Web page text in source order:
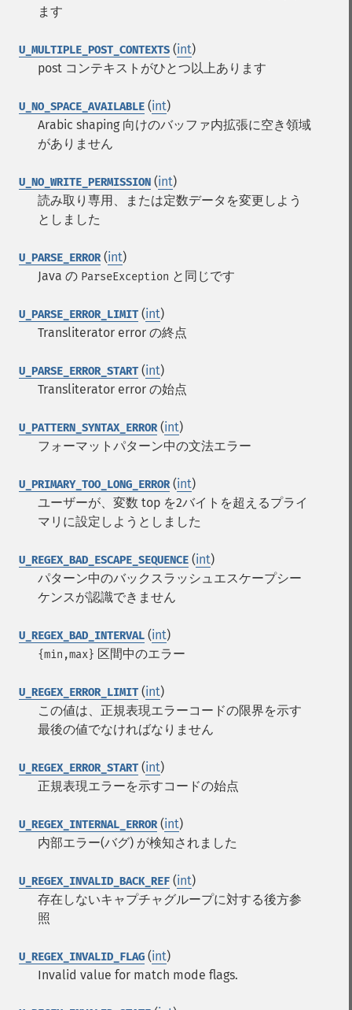
ます
U_MULTIPLE_POST_CONTEXTS (int)
post コンテキストがひとつ以上あります
U_NO_SPACE_AVAILABLE (int)
Arabic shaping 向けのバッファ内拡張に空き領域
がありません
U_NO_WRITE_PERMISSION (int)
読み取り専用、または定数データを変更しよう
としました
U_PARSE_ERROR(int)
Java の ParseException と同じです
U_PARSE_ERROR_LIMIT (int)
Transliterator error の終点
U_PARSE_ERROR_START (int)
Transliterator error の始点
U_PATTERN_SYNTAX_ERROR(int)
フォーマットパターン中の文法エラー
U_PRIMARY_TOO_LONG_ERROR(int)
ユーザーが、変数 top を2バイトを超えるプライ
マリに設定しようとしました
U_REGEX_BAD_ESCAPE_SEQUENCE (int)
パターン中のバックスラッシュエスケープシー
ケンスが認識できません
U_REGEX_BAD_INTERVAL (int)
{min,max} 区間中のエラー
U_REGEX_ERROR_LIMIT (int)
この値は、正規表現エラーコードの限界を示す
最後の値でなければなりません
U_REGEX_ERROR_START (int)
正規表現エラーを示すコードの始点
U_REGEX_INTERNAL_ERROR(int)
内部エラー(バグ) が検知されました
U_REGEX_INVALID_BACK_REF (int)
存在しないキャプチャグループに対する後方参
照
U_REGEX_INVALID_FLAG (int)
Invalid value for match mode flags.